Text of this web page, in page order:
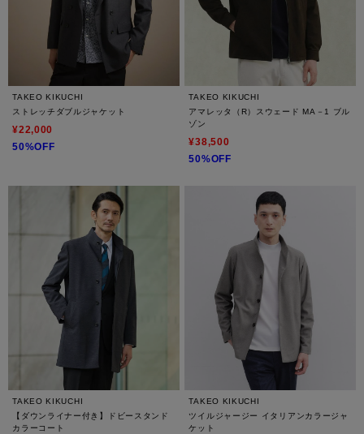
TAKEO KIKUCHI
ストレッチダブルジャケット
¥22,000
50%OFF
TAKEO KIKUCHI
アマレッタ（R）スウェード MA－1 ブル
ゾン
¥38,500
50%OFF
TAKEO KIKUCHI
【ダウンライナー付き】ドビースタンド
カラーコート
TAKEO KIKUCHI
ツイルジャージー イタリアンカラージャ
ケット